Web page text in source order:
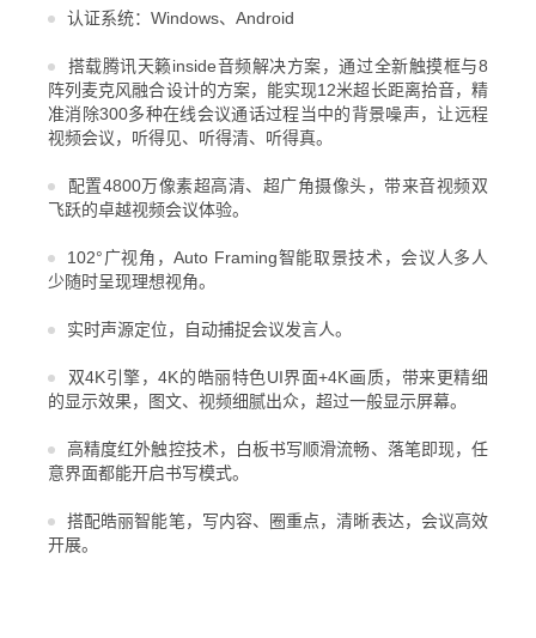
认证系统：Windows、Android
搭载腾讯天籁inside音频解决方案，通过全新触摸框与8
阵列麦克风融合设计的方案，能实现12米超长距离拾音，精
准消除300多种在线会议通话过程当中的背景噪声，让远程
视频会议，听得见、听得清、听得真。
配置4800万像素超高清、超广角摄像头，带来音视频双
飞跃的卓越视频会议体验。
102°广视角，Auto Framing智能取景技术，会议人多人
少随时呈现理想视角。
实时声源定位，自动捕捉会议发言人。
双4K引擎，4K的皓丽特色UI界面+4K画质，带来更精细
的显示效果，图文、视频细腻出众，超过一般显示屏幕。
高精度红外触控技术，白板书写顺滑流畅、落笔即现，任
意界面都能开启书写模式。
搭配皓丽智能笔，写内容、圈重点，清晰表达，会议高效
开展。